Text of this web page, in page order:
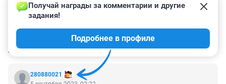
КОММЕНТАРИИ 67
280880021
Получай награды за комментарии и другие
задания!
Подробнее в профиле